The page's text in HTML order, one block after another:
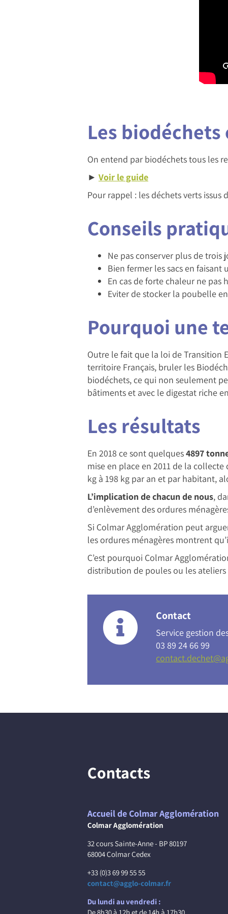
Les biodéchets
On entend par biodéchets tous les
► Voir le guide
Pour rappel : les déchets verts
Conseils
Ne pas conserver plus de trois
Bien fermer les sacs en
En cas de forte chaleur ne pas
Eviter de stocker la poubelle
Pourquoi une
Outre le fait que la loi de Transition
territoire Français, bruler les
biodéchets, ce qui non seulement
bâtiments et avec le digestat riche
Les résultats
En 2018 ce sont quelques4897
mise en place en 2011 de la collecte
kg à 198 kg par an et par habitant,
L’implication de chacun de nous,
d’enlèvement des ordures
Si Colmar Agglomération peut
les ordures ménagères montrent
C’est pourquoi Colmar
distribution de poules ou les
Contact
Service gestion
03 89 24 66 99
Contacts
Accueil de Colmar Agglomération
Colmar Agglomération
32 cours Sainte-Anne - BP 80197
68004 Colmar Cedex
+33 (0)3 69 99 55 55
contact@agglo-colmar.fr
Du lundi au vendredi :